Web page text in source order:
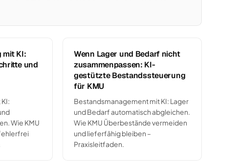
mit KI:
und
Wie KMU
Wenn Lager und Bedarf nicht
zusammenpassen: KI-
gestützte Bestandssteuerung
für KMU
Bestandsmanagement mit KI: Lager
und Bedarf automatisch abgleichen.
Wie KMU Überbestände vermeiden
und lieferfähig bleiben –
Praxisleitfaden.